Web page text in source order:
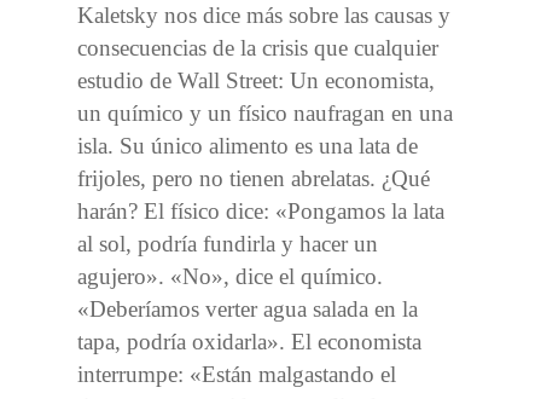
Kaletsky nos dice más sobre las causas y
consecuencias de la crisis que cualquier
estudio de Wall Street: Un economista,
un químico y un físico naufragan en una
isla. Su único alimento es una lata de
frijoles, pero no tienen abrelatas. ¿Qué
harán? El físico dice: «Pongamos la lata
al sol, podría fundirla y hacer un
agujero». «No», dice el químico.
«Deberíamos verter agua salada en la
tapa, podría oxidarla». El economista
interrumpe: «Están malgastando el